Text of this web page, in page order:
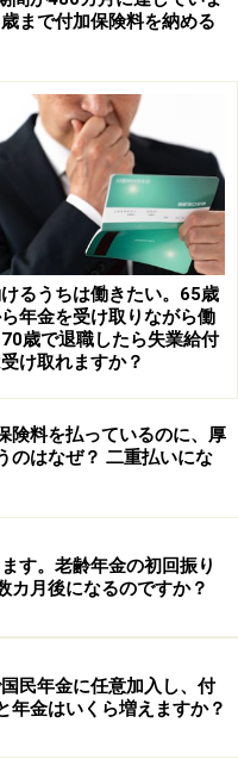
年金加入期間があり、
年金」を受ける権利が
歳前に退職すると報酬
定額（老齢基礎年金相
る年金額が多くなりま
めると「特別支給の老
厚生年金）部分と定額
方を退職した翌月分か
かどうかについてです
の「長期特例」は、退
金なので、65歳以降再
ません。ただし、65歳
ながら、厚生年金に加
」の制度に注意が必要
、老齢厚生年金額の月
酬比例部分のみ。老齢
まで付加保険料を納める
るうちは働きたい。65歳
年金を受け取りながら働
歳で退職したら失業給付
け取れますか？
険料を払っているのに、厚
のはなぜ？ 二重払いにな
す。老齢年金の初回振り
カ月後になるのですか？
民年金に任意加入し、付
年金はいくら増えますか？